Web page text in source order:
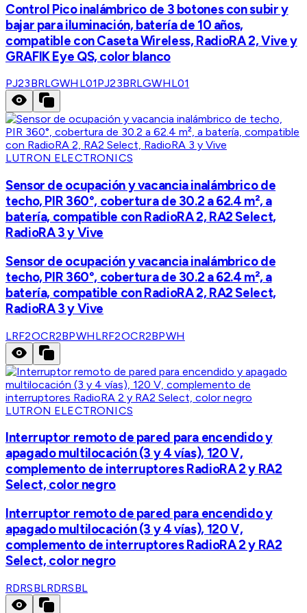
Control Pico inalámbrico de 3 botones con subir y
bajar para iluminación, batería de 10 años,
compatible con Caseta Wireless, RadioRA 2, Vive y
GRAFIK Eye QS, color blanco
PJ23BRLGWHL01PJ23BRLGWHL01
LUTRON ELECTRONICS
Sensor de ocupación y vacancia inalámbrico de
techo, PIR 360°, cobertura de 30.2 a 62.4 m², a
batería, compatible con RadioRA 2, RA2 Select,
RadioRA 3 y Vive
Sensor de ocupación y vacancia inalámbrico de
techo, PIR 360°, cobertura de 30.2 a 62.4 m², a
batería, compatible con RadioRA 2, RA2 Select,
RadioRA 3 y Vive
LRF2OCR2BPWHLRF2OCR2BPWH
LUTRON ELECTRONICS
Interruptor remoto de pared para encendido y
apagado multilocación (3 y 4 vías), 120 V,
complemento de interruptores RadioRA 2 y RA2
Select, color negro
Interruptor remoto de pared para encendido y
apagado multilocación (3 y 4 vías), 120 V,
complemento de interruptores RadioRA 2 y RA2
Select, color negro
RDRSBLRDRSBL